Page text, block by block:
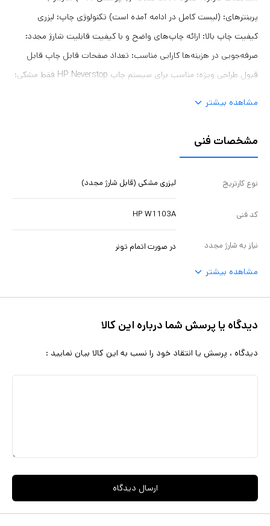
پرینترهای: (لیست کامل در ادامه آمده است) تکنولوژی چاپ: لیزری
کیفیت چاپ بالا: ارائه چاپ‌های واضح و با کیفیت قابلیت شارژ مجدد:
صرفه‌جویی در هزینه‌ها کارایی مناسب: تعداد صفحات قابل چاپ قابل
قبول طراحی ویژه: مناسب برای سیستم چاپ HP Neverstop فقط مشکی:
مشاهده بیشتر
مشخصات فنی
نوع کارتریج لیزری مشکی (قابل شارژ مجدد)
کد فنی HP W1103A
نیاز به شارژ مجدد در صورت اتمام تونر
مشاهده بیشتر
دیدگاه یا پرسش شما درباره این کالا
دیدگاه ، پرسش یا انتقاد خود را نسب به این کالا بیان نمایید :
ارسال دیدگاه